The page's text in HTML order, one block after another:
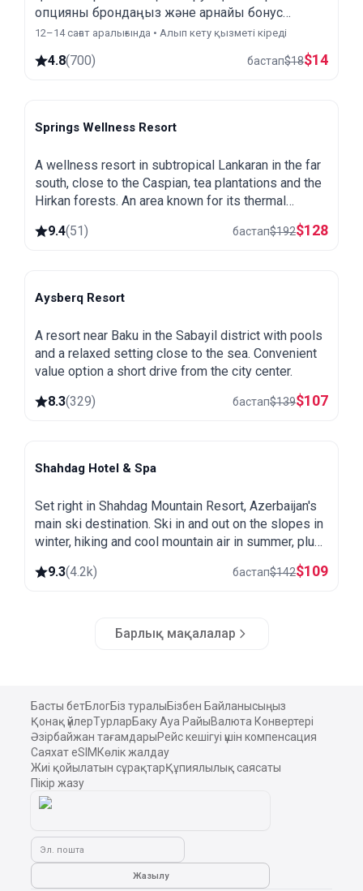
опцияны брондаңыз жəне арнайы бонус
ретінде қалағанда тегін Бакі қалалық жəне
12–14 сағат аралығында • Алып кету қызметі кіреді
4.8(700) бастап$18$14
Lankaran
Springs Wellness Resort
A wellness resort in subtropical Lankaran in the far
south, close to the Caspian, tea plantations and the
Hirkan forests. An area known for its thermal
9.4(51) бастап$192$128
Baku
Aysberq Resort
A resort near Baku in the Sabayil district with pools
and a relaxed setting close to the sea. Convenient
value option a short drive from the city center.
8.3(329) бастап$139$107
Shahdag
Shahdag Hotel & Spa
Set right in Shahdag Mountain Resort, Azerbaijan's
main ski destination. Ski in and out on the slopes in
winter, hiking and cool mountain air in summer, plus
9.3(4.2k) бастап$142$109
Барлық мақалалар
Басты бетБлогБіз туралыБізбен Байланысыңыз
Қонақ үйлерТурларБаку Ауа РайыВалюта Конвертері
Әзірбайжан тағамдарыРейс кешігуі үшін компенсация
Саяхат eSIM Көлік жалдау
Жиі қойылатын сұрақтарҚұпиялылық саясаты
Пікір жазу
Эл. пошта
Жазылу